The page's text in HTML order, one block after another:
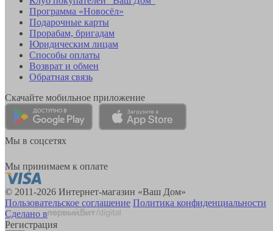
Программа «Новосёл»
Подарочные карты
Прорабам, бригадам
Юридическим лицам
Способы оплаты
Возврат и обмен
Обратная связь
Скачайте мобильное приложение
Мы в соцсетях
Мы принимаем к оплате
© 2011-2026 Интернет-магазин «Ваш Дом»
Пользовательское соглашение Политика конфиденциальности
Сделано в
Регистрация